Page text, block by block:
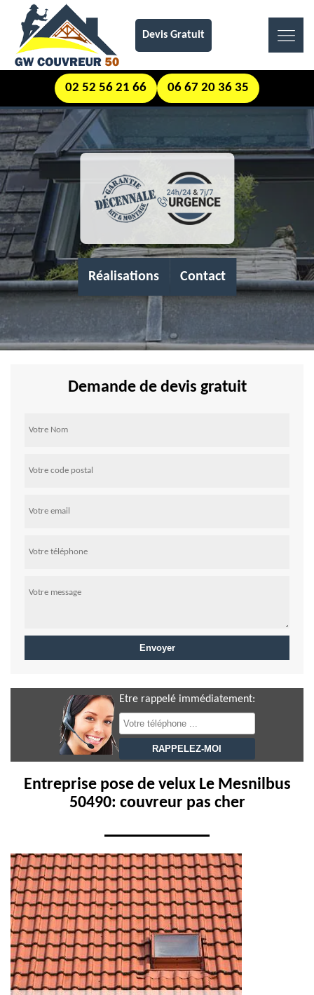
Devis Gratuit
02 52 56 21 66 06 67 20 36 35
Réalisations Contact
Demande de devis gratuit
Etre rappelé immédiatement:
Entreprise pose de velux Le Mesnilbus
50490: couvreur pas cher